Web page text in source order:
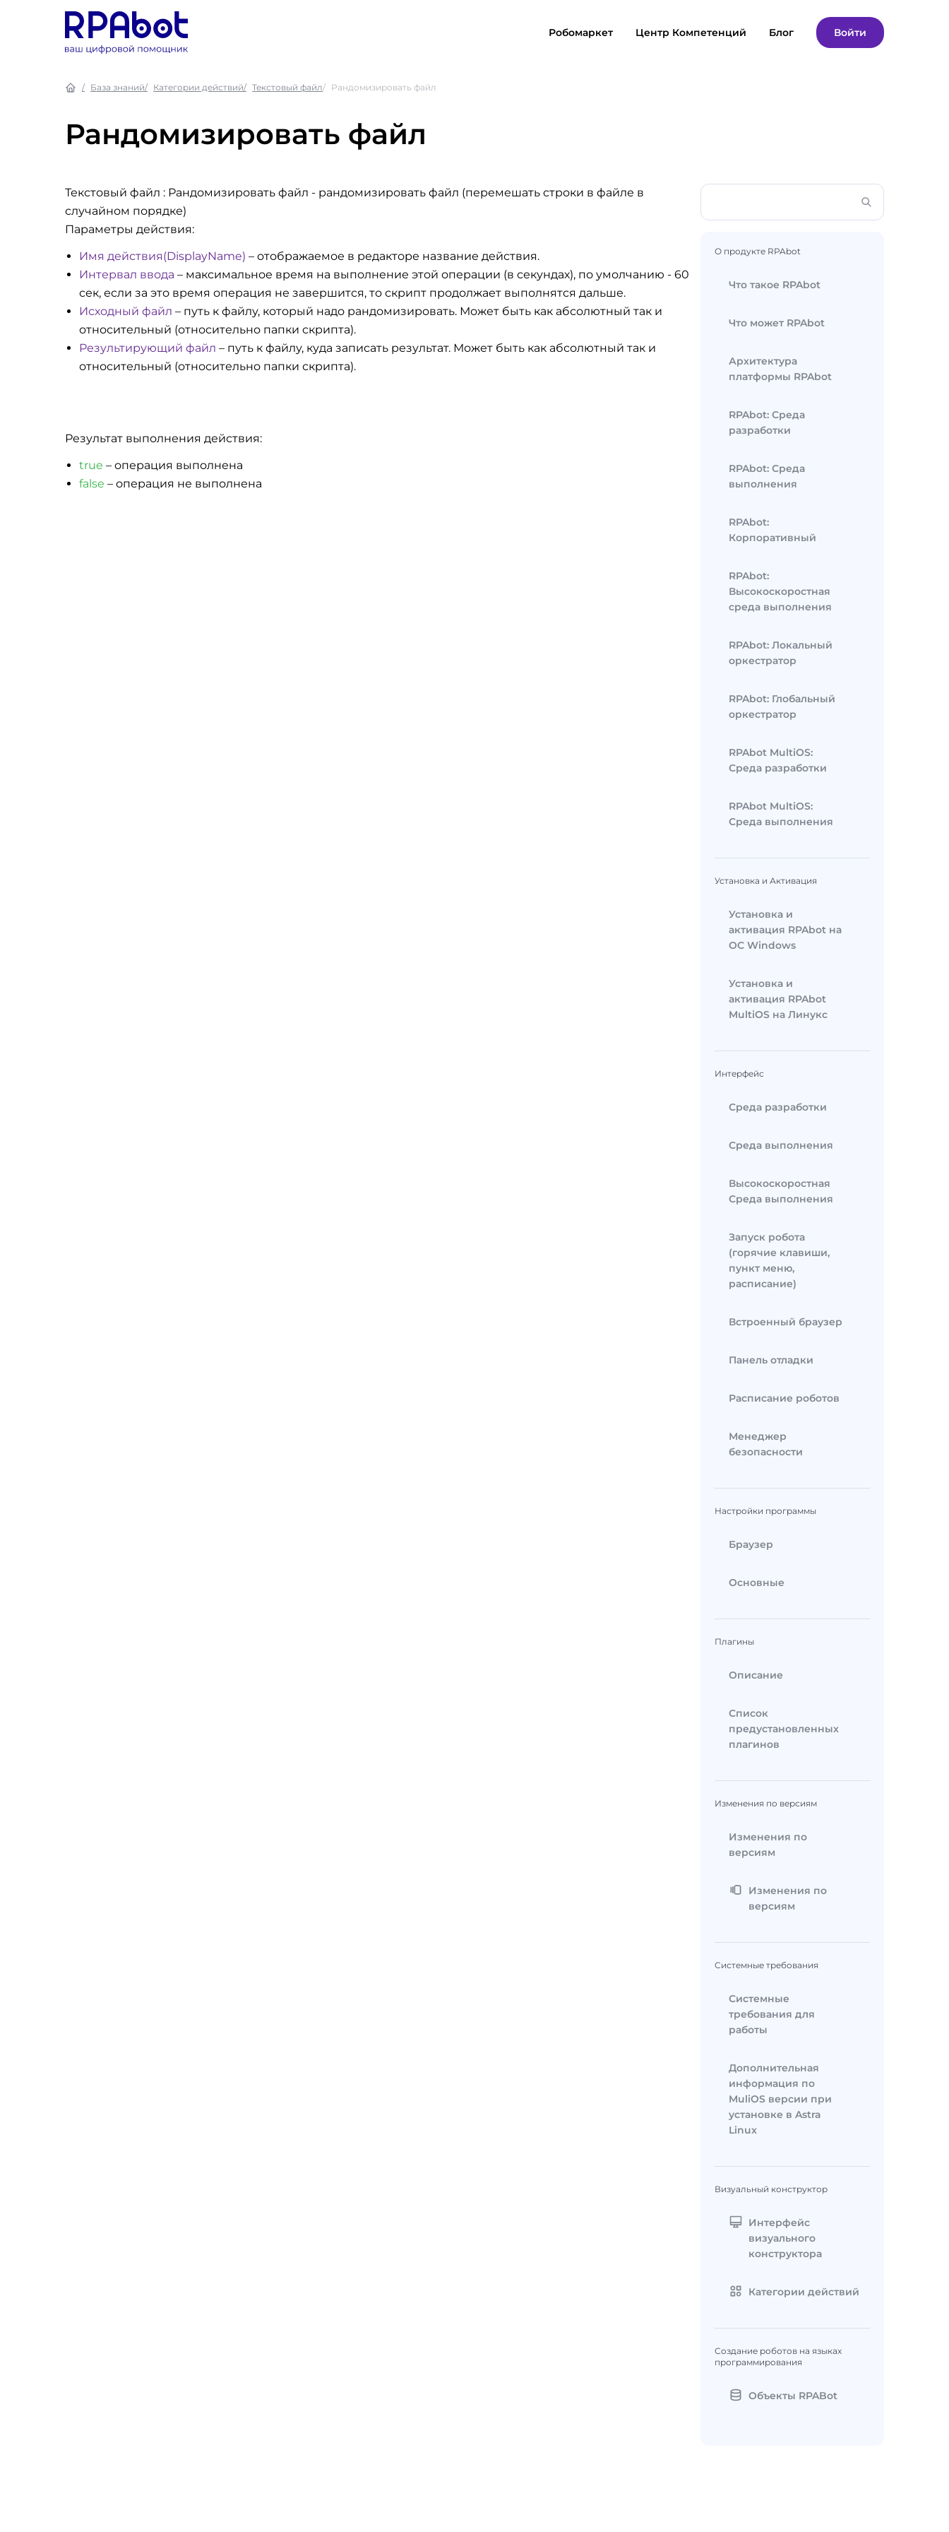
Робомаркет Центр Компетенций Блог Войти
База знаний Категории действий Текстовый файл Рандомизировать файл
Рандомизировать файл
Текстовый файл : Рандомизировать файл - рандомизировать файл (перемешать строки в файле в
случайном порядке)
Параметры действия:
Имя действия(DisplayName) – отображаемое в редакторе название действия.
Интервал ввода – максимальное время на выполнение этой операции (в секундах), по умолчанию - 60
сек, если за это время операция не завершится, то скрипт продолжает выполнятся дальше.
Исходный файл – путь к файлу, который надо рандомизировать. Может быть как абсолютный так и
относительный (относительно папки скрипта).
Результирующий файл – путь к файлу, куда записать результат. Может быть как абсолютный так и
относительный (относительно папки скрипта).
Результат выполнения действия:
true – операция выполнена
false – операция не выполнена
О продукте RPAbot
Что такое RPAbot
Что может RPAbot
Архитектура
платформы RPAbot
RPAbot: Среда
разработки
RPAbot: Среда
выполнения
RPAbot:
Корпоративный
RPAbot:
Высокоскоростная
среда выполнения
RPAbot: Локальный
оркестратор
RPAbot: Глобальный
оркестратор
RPAbot MultiOS:
Среда разработки
RPAbot MultiOS:
Среда выполнения
Установка и Активация
Установка и
активация RPAbot на
ОС Windows
Установка и
активация RPAbot
MultiOS на Линукс
Интерфейс
Среда разработки
Среда выполнения
Высокоскоростная
Среда выполнения
Запуск робота
(горячие клавиши,
пункт меню,
расписание)
Встроенный браузер
Панель отладки
Расписание роботов
Менеджер
безопасности
Настройки программы
Браузер
Основные
Плагины
Описание
Список
предустановленных
плагинов
Изменения по версиям
Изменения по
версиям
Изменения по
версиям
Системные требования
Системные
требования для
работы
Дополнительная
информация по
MuliOS версии при
установке в Astra
Linux
Визуальный конструктор
Интерфейс
визуального
конструктора
Категории действий
Создание роботов на языках
программирования
Объекты RPABot